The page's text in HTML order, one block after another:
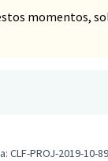
momentos,
CLF-PROJ-2019-10-89